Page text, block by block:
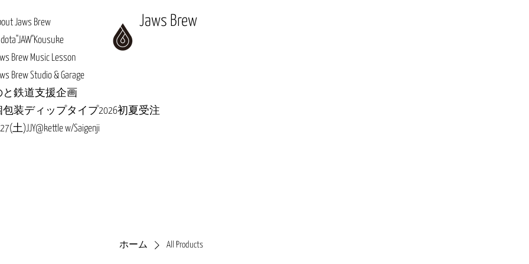
Jaws Brew
Brew Music Lesson
Brew Studio & Garage
と鉄道支援企画
包装ディップタイプ2026初夏受注
土)JJY@kettle w/Saigenji
Jaws Brew
ホーム All Products